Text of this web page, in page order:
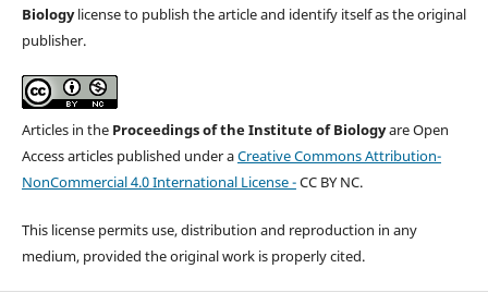
Biologylicense to publish the article and identify itself as the original
publisher.
Articles in the Proceedings of the Institute of Biologyare Open
Access articles published under aCreative Commons Attribution-
NonCommercial 4.0 International License -CC BY NC.
This license permits use, distribution and reproduction in any
medium, provided the original work is properly cited.